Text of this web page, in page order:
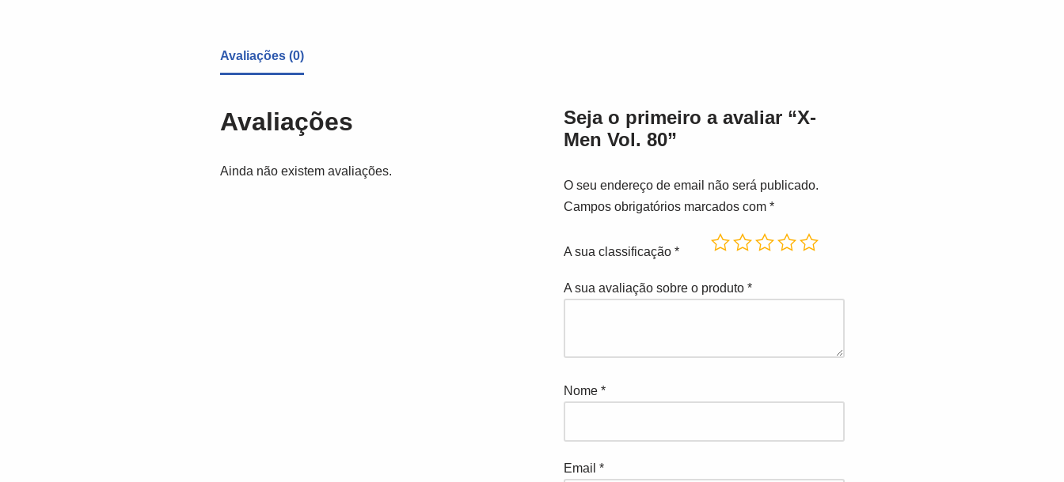
Avaliações (0)
Avaliações
Ainda não existem avaliações.
Seja o primeiro a avaliar “X-
Men Vol. 80”
O seu endereço de email não será publicado.
Campos obrigatórios marcados com *
A sua classificação *
A sua avaliação sobre o produto *
Nome *
Email *